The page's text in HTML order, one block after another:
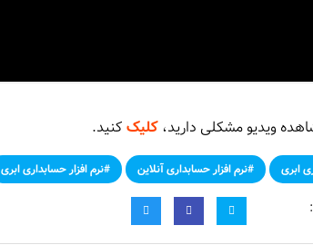
ویدیو مشکلی دارید،کلیککنید.
ابری #نرم افزار حسابداری آنلاین #نرم افزار حسابداری ابری